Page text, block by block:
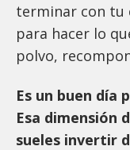
terminar con tu
para hacer lo
polvo,
Es un buen
Esa dimensión
sueles invertir